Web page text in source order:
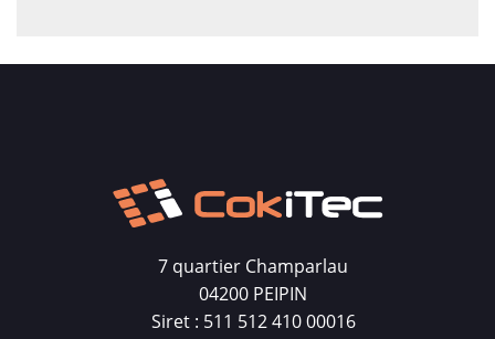
7 quartier Champarlau
04200 PEIPIN
Siret : 511 512 410 00016